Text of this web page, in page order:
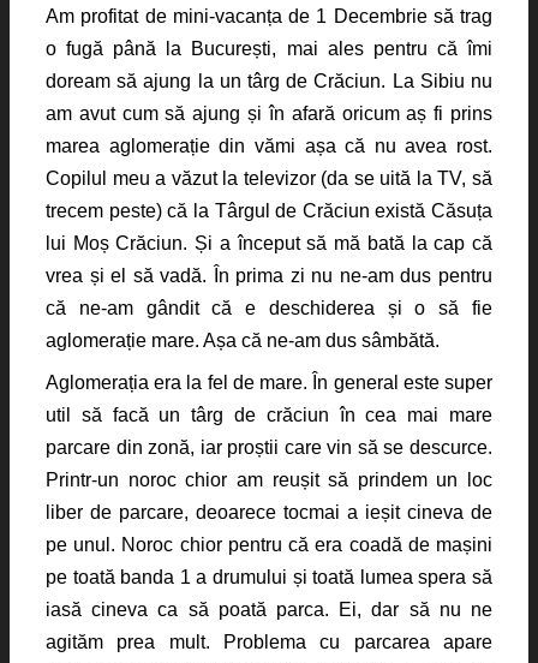
Am profitat de mini-vacanța de 1 Decembrie să trag
o fugă până la București, mai ales pentru că îmi
doream să ajung la un târg de Crăciun. La Sibiu nu
am avut cum să ajung și în afară oricum aș fi prins
marea aglomerație din vămi așa că nu avea rost.
Copilul meu a văzut la televizor (da se uită la TV, să
trecem peste) că la Târgul de Crăciun există Căsuța
lui Moș Crăciun. Și a început să mă bată la cap că
vrea și el să vadă. În prima zi nu ne-am dus pentru
că ne-am gândit că e deschiderea și o să fie
aglomerație mare. Așa că ne-am dus sâmbătă.
Aglomerația era la fel de mare. În general este super
util să facă un târg de crăciun în cea mai mare
parcare din zonă, iar proștii care vin să se descurce.
Printr-un noroc chior am reușit să prindem un loc
liber de parcare, deoarece tocmai a ieșit cineva de
pe unul. Noroc chior pentru că era coadă de mașini
pe toată banda 1 a drumului și toată lumea spera să
iasă cineva ca să poată parca. Ei, dar să nu ne
agităm prea mult. Problema cu parcarea apare